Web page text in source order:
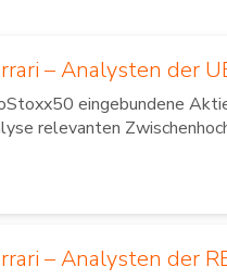
– Analysten der
eingebundene
relevanten
– Analysten der